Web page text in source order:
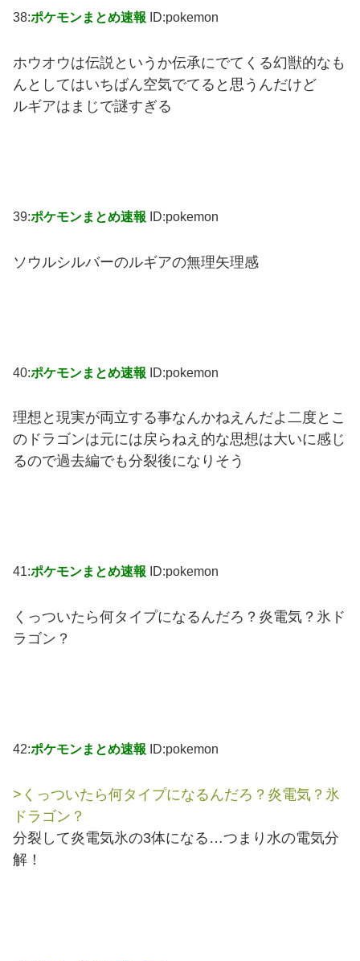
38:ポケモンまとめ速報 ID:pokemon
ホウオウは伝説というか伝承にでてくる幻獣的なも
んとしてはいちばん空気でてると思うんだけど
ルギアはまじで謎すぎる
39:ポケモンまとめ速報 ID:pokemon
ソウルシルバーのルギアの無理矢理感
40:ポケモンまとめ速報 ID:pokemon
理想と現実が両立する事なんかねえんだよ二度とこ
のドラゴンは元には戻らねえ的な思想は大いに感じ
るので過去編でも分裂後になりそう
41:ポケモンまとめ速報 ID:pokemon
くっついたら何タイプになるんだろ？炎電気？氷ド
ラゴン？
42:ポケモンまとめ速報 ID:pokemon
>くっついたら何タイプになるんだろ？炎電気？氷
ドラゴン？
分裂して炎電気氷の3体になる…つまり水の電気分
解！